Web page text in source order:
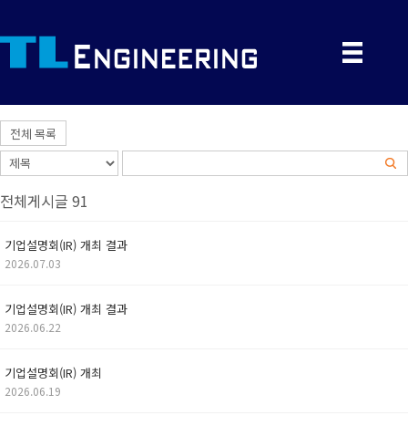
전체 목록
전체게시글 91
기업설명회(IR) 개최 결과
2026.07.03
기업설명회(IR) 개최 결과
2026.06.22
기업설명회(IR) 개최
2026.06.19